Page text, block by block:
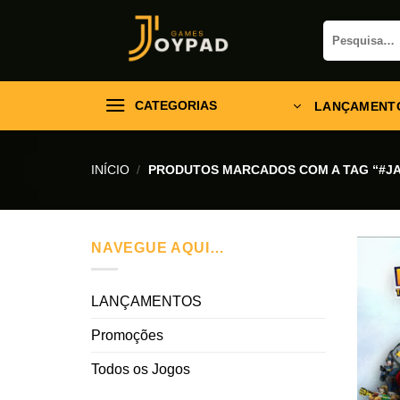
Pesquisar
por:
CATEGORIAS
INÍCIO / PRODUTOS MARCADOS COM A TAG
NAVEGUE AQUI…
LANÇAMENTOS
Promoções
Todos os Jogos